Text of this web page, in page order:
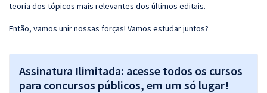
teoria dos tópicos mais relevantes dos últimos editais.
Então, vamos unir nossas forças! Vamos estudar juntos?
Assinatura Ilimitada: acesse todos os cursos
para concursos públicos, em um só lugar!